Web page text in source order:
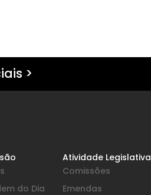
>
do Dia
Atividade Legislativa
Comissões
Emendas